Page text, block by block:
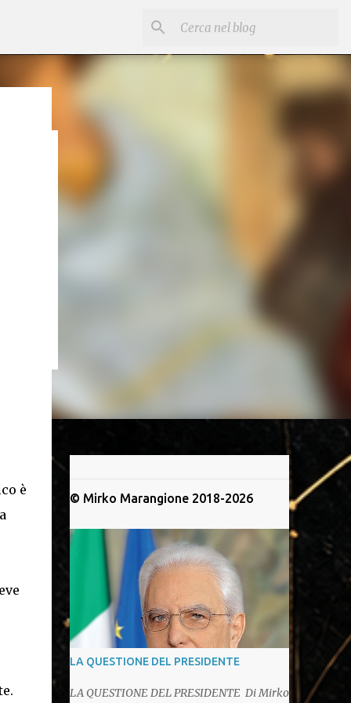
in
è
© Mirko Marangione 2018-2026
LA QUESTIONE DEL PRESIDENTE
LA QUESTIONE DEL PRESIDENTE Di Mirko